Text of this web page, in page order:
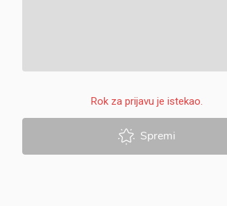
Rok za prijavu je istekao.
Spremi